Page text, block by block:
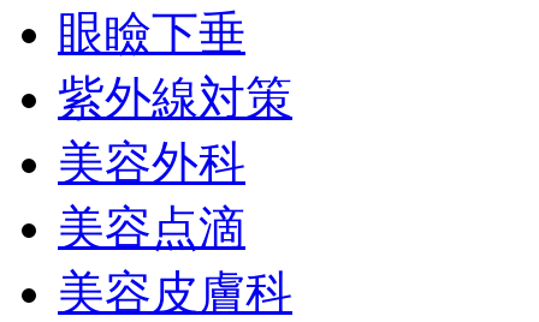
眼瞼下垂
紫外線対策
美容外科
美容点滴
美容皮膚科